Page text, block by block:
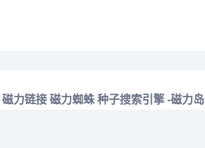
磁力链接 磁力蜘蛛 种子搜索引擎 -磁力岛